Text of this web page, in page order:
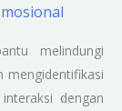
melindungi
mengidentifikasi
dengan